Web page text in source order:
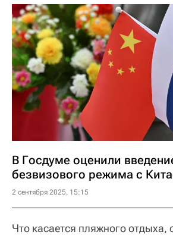
В Госдуме оценили
безвизового режима с
2 сентября 2025, 15:15
Что касается пляжного отдыха,